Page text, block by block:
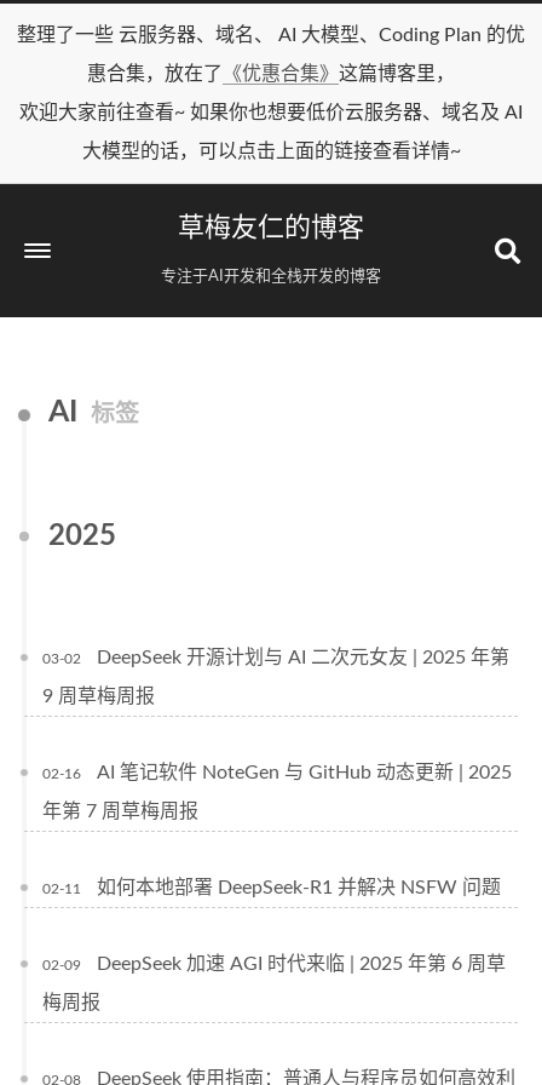
整理了一些 云服务器、域名、 AI 大模型、Coding Plan 的优
惠合集，放在了
《优惠合集》 这篇博客里，
欢迎大家前往查看~ 如果你也想要低价云服务器、域名及 AI
大模型的话，可以点击上面的链接查看详情~
草梅友仁的博客
专注于AI开发和全栈开发的博客
AI 标签
2025
03-02
DeepSeek 开源计划与 AI 二次元女友 | 2025 年第
9 周草梅周报
02-16
AI 笔记软件 NoteGen 与 GitHub 动态更新 | 2025
年第 7 周草梅周报
02-11 如何本地部署 DeepSeek-R1 并解决 NSFW 问题
02-09
DeepSeek 加速 AGI 时代来临 | 2025 年第 6 周草
梅周报
02-08 DeepSeek 使用指南：普通人与程序员如何高效利